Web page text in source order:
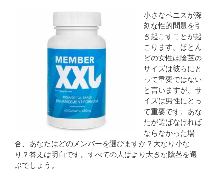
小さなペニスが深
刻な性的問題を引
き起こすことが起
こります。ほとん
どの女性は陰茎の
サイズは彼らにと
って重要ではない
と言いますが、サ
イズは男性にとっ
て重要です。あな
たが選ばなければ
ならなかった場
合、あなたはどのメンバーを選びますか？大なり小な
り？答えは明白です。すべての人はより大きな陰茎を選
ぶでしょう。